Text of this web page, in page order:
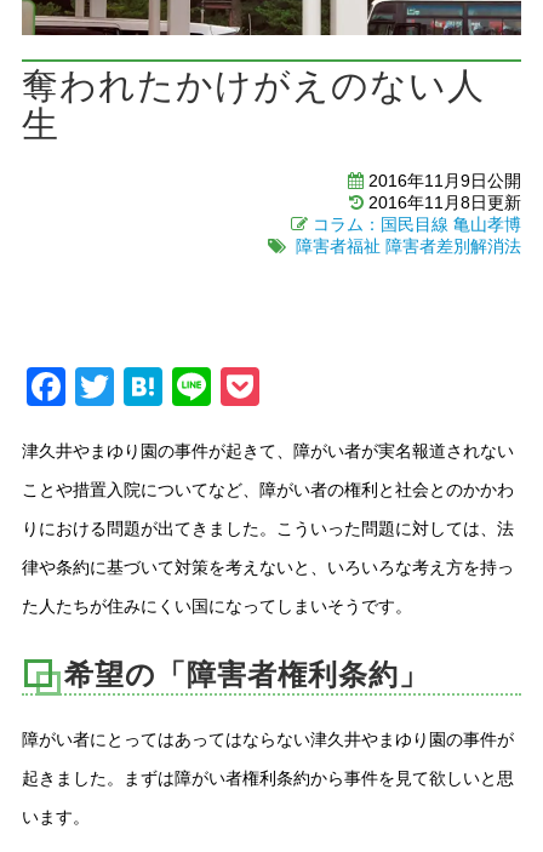
奪われたかけがえのない人
生
2016年11月9日公開
2016年11月8日更新
コラム：国民目線 亀山孝博
障害者福祉 障害者差別解消法
Facebook
Twitter
Hatena
Line
津久井やまゆり園の事件が起きて、障がい者が実名報道されない
ことや措置入院についてなど、障がい者の権利と社会とのかかわ
りにおける問題が出てきました。こういった問題に対しては、法
律や条約に基づいて対策を考えないと、いろいろな考え方を持っ
た人たちが住みにくい国になってしまいそうです。
希望の「障害者権利条約」
障がい者にとってはあってはならない津久井やまゆり園の事件が
起きました。まずは障がい者権利条約から事件を見て欲しいと思
います。